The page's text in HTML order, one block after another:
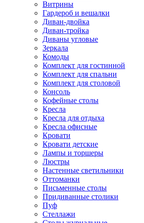
Витрины
Гардероб и вешалки
Диван-двойка
Диван-тройка
Диваны угловые
Зеркала
Комоды
Комплект для гостинной
Комплект для спальни
Комплект для столовой
Консоль
Кофейные столы
Кресла
Кресла для отдыха
Кресла офисные
Кровати
Кровати детские
Лампы и торшеры
Люстры
Настенные светильники
Оттоманки
Письменные столы
Придиванные столики
Пуф
Стеллажи